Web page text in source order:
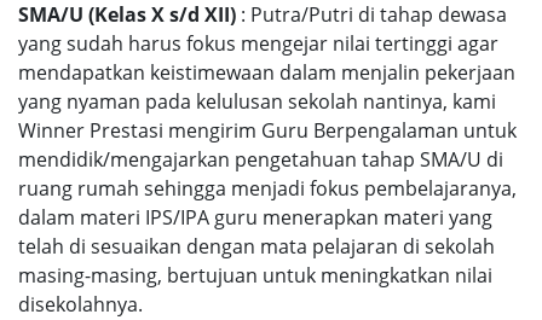
SMA/U (Kelas X s/d XII) : Putra/Putri di tahap dewasa
yang sudah harus fokus mengejar nilai tertinggi agar
mendapatkan keistimewaan dalam menjalin pekerjaan
yang nyaman pada kelulusan sekolah nantinya, kami
Winner Prestasi mengirim Guru Berpengalaman untuk
mendidik/mengajarkan pengetahuan tahap SMA/U di
ruang rumah sehingga menjadi fokus pembelajaranya,
dalam materi IPS/IPA guru menerapkan materi yang
telah di sesuaikan dengan mata pelajaran di sekolah
masing-masing, bertujuan untuk meningkatkan nilai
disekolahnya.